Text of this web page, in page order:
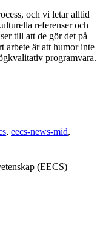
och vi letar alltid
referenser och
till att de gör det på
arbete är att humor inte
programvara.
eecs-news-mid
(EECS)